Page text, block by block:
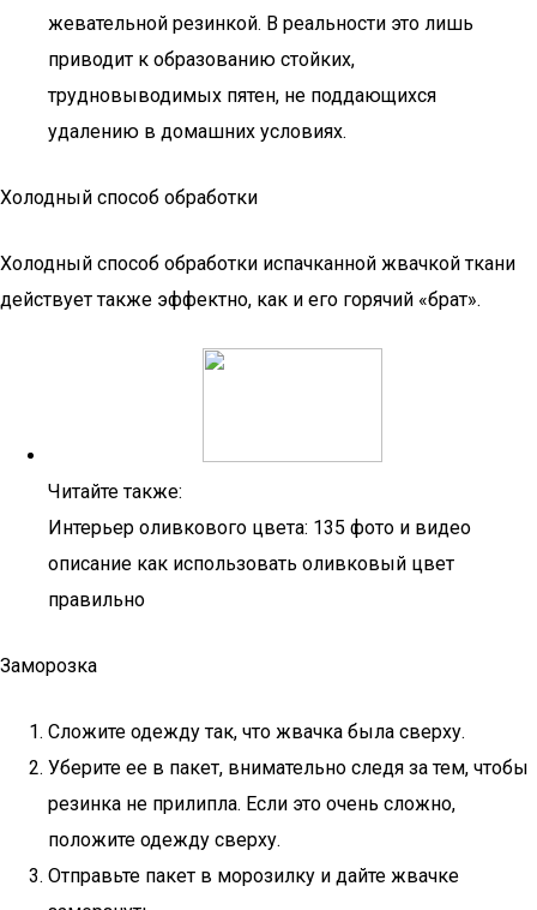
жевательной резинкой. В реальности это лишь
приводит к образованию стойких,
трудновыводимых пятен, не поддающихся
удалению в домашних условиях.
Холодный способ обработки
Холодный способ обработки испачканной жвачкой ткани
действует также эффектно, как и его горячий «брат».
Читайте также:
Интерьер оливкового цвета: 135 фото и видео
описание как использовать оливковый цвет
правильно
Заморозка
Сложите одежду так, что жвачка была сверху.
Уберите ее в пакет, внимательно следя за тем, чтобы
резинка не прилипла. Если это очень сложно,
положите одежду сверху.
Отправьте пакет в морозилку и дайте жвачке